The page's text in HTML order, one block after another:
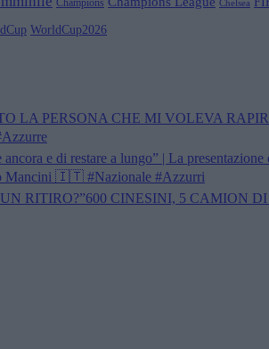
Champions Chelsea
WorldCup2026
LA PERSONA CHE MI VOLEVA
e di restare a lungo” | La
Mancini 🇮🇹 #Nazionale #Azzurri
RITIRO?”600 CINESINI, 5 CAMION